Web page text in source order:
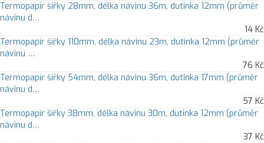
Termopapír šířky 28mm, délka návinu 36m, dutinka 12mm (průměr
návinu d…
14 Kč
Termopapír šířky 110mm, délka návinu 23m, dutinka 12mm (průměr
návinu …
76 Kč
Termopapír šířky 54mm, délka návinu 36m, dutinka 17mm (průměr
návinu d…
57 Kč
Termopapír šířky 38mm, délka návinu 30m, dutinka 12mm (průměr
návinu d…
37 Kč